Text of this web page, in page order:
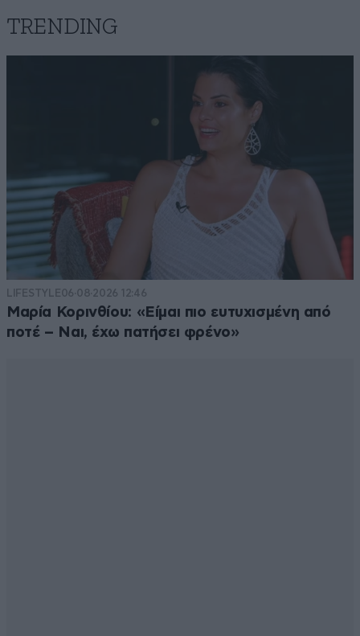
TRENDING
LIFESTYLE06·08·2026 12:46
Μαρία Κορινθίου: «Είμαι πιο ευτυχισμένη από
ποτέ – Ναι, έχω πατήσει φρένο»